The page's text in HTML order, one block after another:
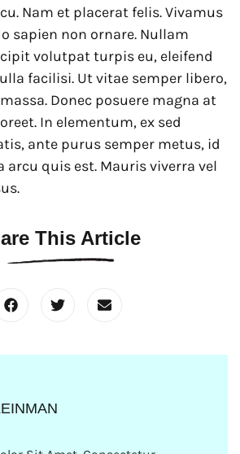
Nam et placerat felis. Vivamus
sapien non ornare. Nullam
volutpat turpis eu, eleifend
facilisi. Ut vitae semper libero,
Donec posuere magna at
In elementum, ex sed
ante purus semper metus, id
quis est. Mauris viverra vel
This Article